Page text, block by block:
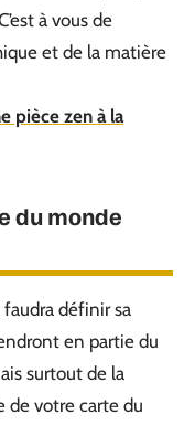
à vous de
et de la matière
pièce zen à la
du monde
faudra définir sa
en partie du
surtout de la
de votre carte du